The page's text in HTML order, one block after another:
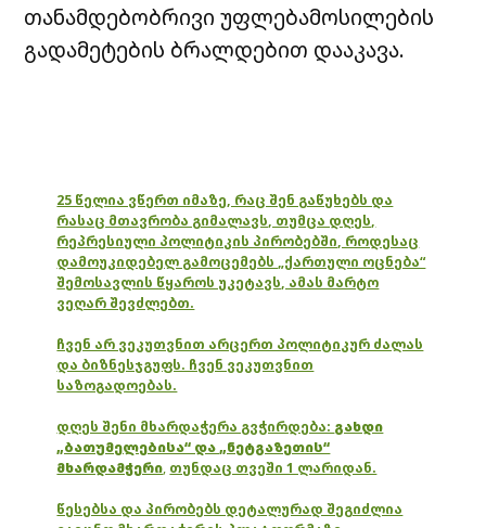
თანამდებობრივი უფლებამოსილების
გადამეტების ბრალდებით დააკავა.
25 წელია ვწერთ იმაზე, რაც შენ გაწუხებს და
რასაც მთავრობა გიმალავს, თუმცა დღეს,
რეპრესიული პოლიტიკის პირობებში, როდესაც
დამოუკიდებელ გამოცემებს „ქართული ოცნება“
შემოსავლის წყაროს უკეტავს, ამას მარტო
ვეღარ შევძლებთ.
ჩვენ არ ვეკუთვნით არცერთ პოლიტიკურ ძალას
და ბიზნესჯგუფს. ჩვენ ვეკუთვნით
საზოგადოებას.
დღეს შენი მხარდაჭერა გვჭირდება: გახდი
„ბათუმელებისა“ და „ნეტგაზეთის“
მხარდამჭერი, თუნდაც თვეში 1 ლარიდან.
წესებსა და პირობებს დეტალურად შეგიძლია